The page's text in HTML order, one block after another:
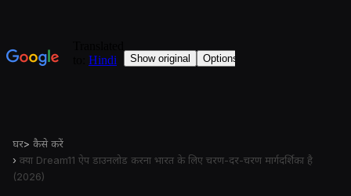
घर> कैसे करें
› क्या Dream11 ऐप डाउनलोड करना भारत के लिए चरण-दर-चरण मार्गदर्शिका है
(2026)